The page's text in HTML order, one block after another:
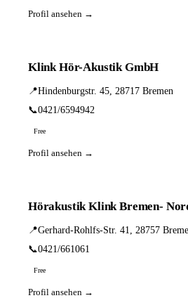
Profil ansehen →
Klink Hör-Akustik GmbH
📍Hindenburgstr. 45, 28717 Bremen
📞0421/6594942
Free
Profil ansehen →
Hörakustik Klink Bremen-
📍Gerhard-Rohlfs-Str. 41, 28757
📞0421/661061
Free
Profil ansehen →